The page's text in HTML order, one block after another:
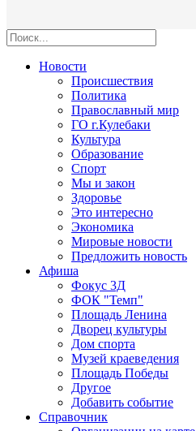
Новости
Происшествия
Политика
Православный мир
ГО г.Кулебаки
Культура
Образование
Спорт
Мы и закон
Здоровье
Это интересно
Экономика
Мировые новости
Предложить новость
Афиша
Фокус 3Д
ФОК "Темп"
Площадь Ленина
Дворец культуры
Дом спорта
Музей краеведения
Площадь Победы
Другое
Добавить событие
Справочник